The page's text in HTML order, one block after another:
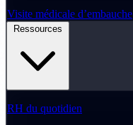
Visite médicale d’embauche
RH du quotidien